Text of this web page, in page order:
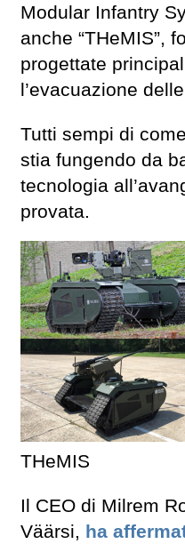
Modular Infantry
anche “THeMIS”,
progettate
l’evacuazione
Tutti sempi di
stia fungendo da
tecnologia
provata.
THeMIS
Il CEO di Milrem
Väärsi, ha